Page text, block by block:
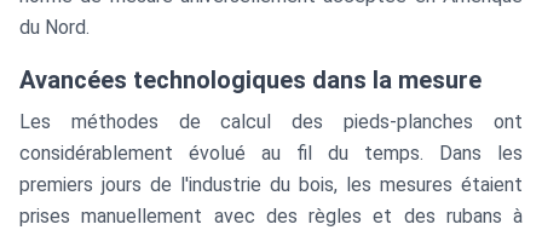
du Nord.
Avancées technologiques dans la mesure
Les méthodes de calcul des pieds-planches ont
considérablement évolué au fil du temps. Dans les
premiers jours de l'industrie du bois, les mesures étaient
prises manuellement avec des règles et des rubans à